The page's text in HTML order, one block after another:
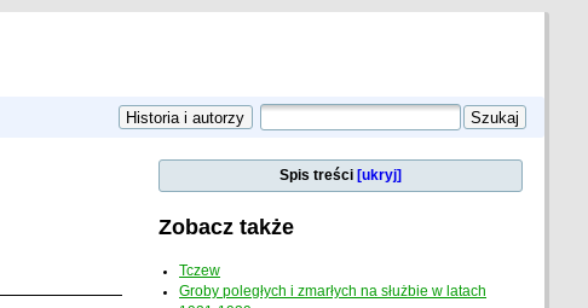
Spis treści [ukryj]
Zobacz także
Tczew
Groby poległych i zmarłych na służbie w latach